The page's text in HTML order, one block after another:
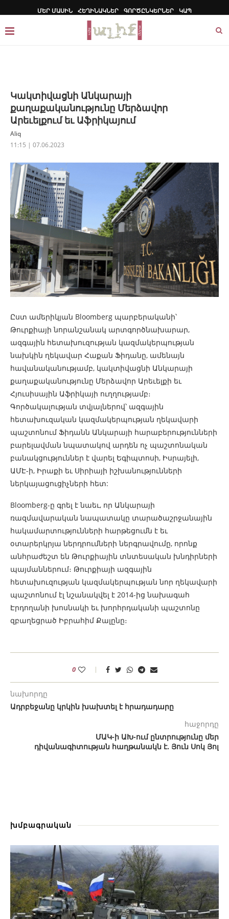
ՄԵՐ ՄԱՍԻՆ ՀԵՂԻՆԱԿՆԵՐ ԳՈՐԾԸՆԿԵՐՆԵՐ ԿԱՊ
Կակտիվացնի Անկարայի
քաղաքականությունը Մերձավոր
Արեւելքում եւ Աֆրիկայում
Aliq
11:15 | 07.06.2023
Ըստ ամերիկյան Bloomberg պարբերականի՝
Թուրքիայի նորանշանակ արտգործնախարար,
ազգային հետախուզության կազմակերպության
նախկին ղեկավար Հաքան Ֆիդանը, ամենայն
հավանականությամբ, կակտիվացնի Անկարայի
քաղաքականությունը Մերձավոր Արեւելքի եւ
Հյուսիսային Աֆրիկայի ուղղությամբ։
Գործակալության տվյալներով՝ ազգային
հետախուզական կազմակերպության ղեկավարի
պաշտոնում Ֆիդանն Անկարայի հարաբերությունների
բարելավման նպատակով արդեն ոչ պաշտոնական
բանակցություններ է վարել Եգիպտոսի, Իսրայելի,
ԱՄԷ-ի, Իրաքի եւ Սիրիայի իշխանությունների
ներկայացուցիչների հետ:
Bloomberg-ը գրել է նաեւ, որ Անկարայի
ռազմավարական նապատակը տարածաշրջանային
հակամարտությունների հարթեցումն է եւ
օտարերկրյա ներդրումների ներգրավումը, որոնք
անհրաժեշտ են Թուրքիային տնտեսական խնդիրների
պայմաններում։ Թուրքիայի ազգային
հետախուզության կազմակերպության նոր ղեկավարի
պաշտոնում էլ նշանակվել է 2014-ից նախագահ
Էրդողանի խոսնակի եւ խորհրդականի պաշտոնը
զբաղեցրած Իբրահիմ Քալընը։
0
նախորդը
Ադրբեջանը կրկին խախտել է հրադադարը
հաջորդը
ՄԱԿ-ի ԱԽ-ում ընտրությունը մեր
դիվանագիտության հաղթանակն է. Յուն Սոկ Յոլ
խմբագրական